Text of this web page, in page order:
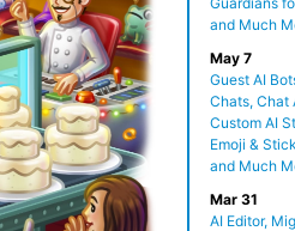
and Much
May 7
Guest AI
Chats, Chat
Custom AI
Emoji &
and Much
Mar 31
AI Editor,